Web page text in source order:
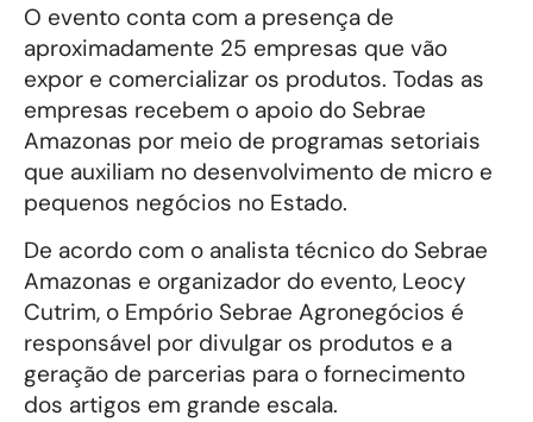
O evento conta com a presença de
aproximadamente 25 empresas que vão
expor e comercializar os produtos. Todas as
empresas recebem o apoio do Sebrae
Amazonas por meio de programas setoriais
que auxiliam no desenvolvimento de micro e
pequenos negócios no Estado.
De acordo com o analista técnico do Sebrae
Amazonas e organizador do evento, Leocy
Cutrim, o Empório Sebrae Agronegócios é
responsável por divulgar os produtos e a
geração de parcerias para o fornecimento
dos artigos em grande escala.